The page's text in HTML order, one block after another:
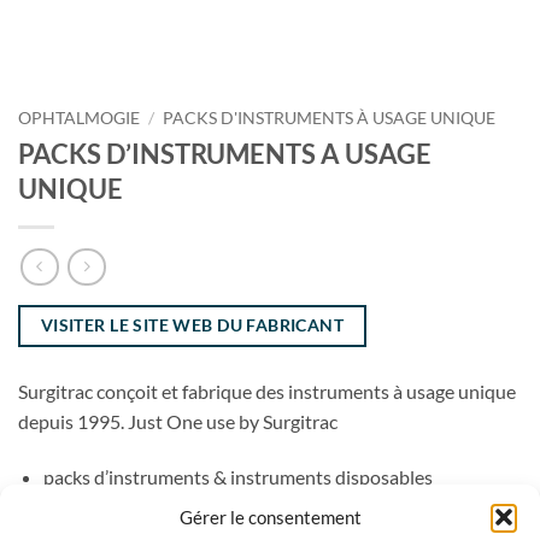
Gérer le consentement
OPHTALMOGIE / PACKS D'INSTRUMENTS À USAGE UNIQUE
PACKS D’INSTRUMENTS A USAGE
UNIQUE
VISITER LE SITE WEB DU FABRICANT
Surgitrac conçoit et fabrique des instruments à usage unique
depuis 1995. Just One use by Surgitrac
packs d’instruments & instruments disposables